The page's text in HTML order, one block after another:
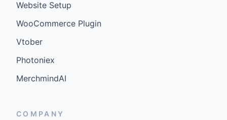
Website Setup
WooCommerce Plugin
Vtober
Photoniex
MerchmindAI
COMPANY